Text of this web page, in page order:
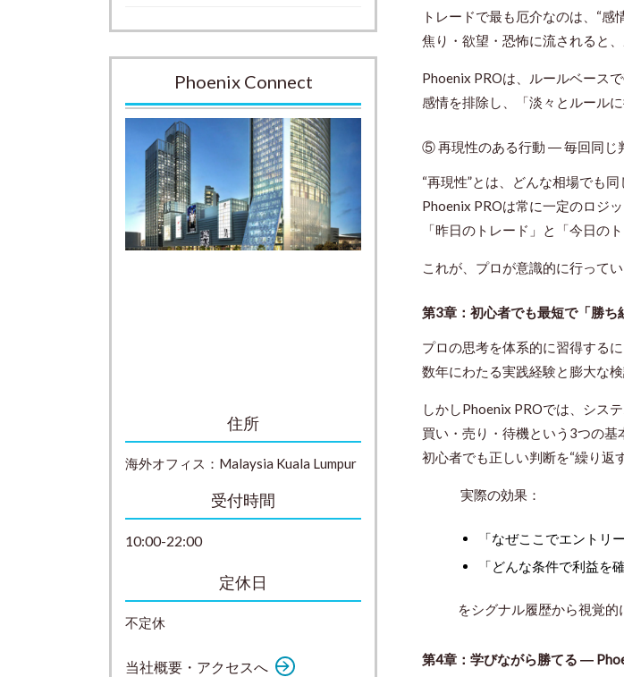
トレードで最も厄介なのは、“感
焦り・欲望・恐怖に流されると
Phoenix PROは、ルールベースで
感情を排除し、「淡々とルール
⑤ 再現性のある行動 ― 毎回同じ
“再現性”とは、どんな相場でも
Phoenix PROは常に一定のロジ
「昨日のトレード」と「今日の
これが、プロが意識的に行って
第3章：初心者でも最短で「勝ち
プロの思考を体系的に習得するに
数年にわたる実践経験と膨大な検
しかしPhoenix PROでは、 シス
買い・売り・待機という3つの基
初心者でも正しい判断を“繰り返
実際の効果：
「なぜここでエントリ
「どんな条件で利益を
をシグナル履歴から視覚的
第4章：学びながら勝てる ―
Phoenix Connect
住所
海外オフィス： Malaysia Kuala Lumpur
受付時間
10:00-22:00
定休日
不定休
当社概要・アクセスへ